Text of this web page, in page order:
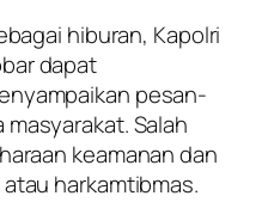
hiburan, Kapolri
dapat
pesan-
Salah
keamanan dan
harkamtibmas.